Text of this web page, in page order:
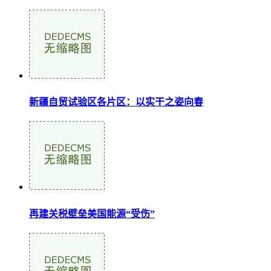
新疆自贸试验区各片区：以实干之姿向春
再建关税壁垒美国能源“受伤”